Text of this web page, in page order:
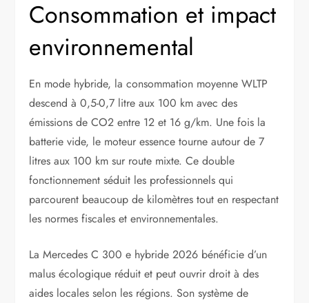
Consommation et impact
environnemental
En mode hybride, la consommation moyenne WLTP
descend à 0,5-0,7 litre aux 100 km avec des
émissions de CO2 entre 12 et 16 g/km. Une fois la
batterie vide, le moteur essence tourne autour de 7
litres aux 100 km sur route mixte. Ce double
fonctionnement séduit les professionnels qui
parcourent beaucoup de kilomètres tout en respectant
les normes fiscales et environnementales.
La Mercedes C 300 e hybride 2026 bénéficie d’un
malus écologique réduit et peut ouvrir droit à des
aides locales selon les régions. Son système de